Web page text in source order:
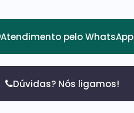
Atendimento peloWhatsApp
Dúvidas? Nós ligamos!